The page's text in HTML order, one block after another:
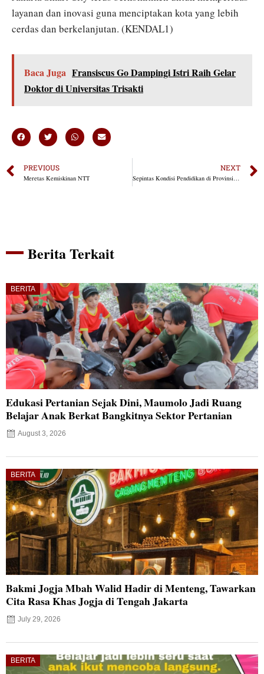
layanan dan inovasi guna menciptakan kota yang lebih
cerdas dan berkelanjutan. (KENDAL1)
Baca Juga Fransiscus Go Dampingi Istri Raih Gelar
Doktor di Universitas Trisakti
PREVIOUS
Meretas Kemiskinan NTT
NEXT
Sepintas Kondisi Pendidikan di Provinsi NTT
Berita Terkait
BERITA
Edukasi Pertanian Sejak Dini, Maumolo Jadi Ruang
Belajar Anak Berkat Bangkitnya Sektor Pertanian
August 3, 2026
BERITA
Bakmi Jogja Mbah Walid Hadir di Menteng, Tawarkan
Cita Rasa Khas Jogja di Tengah Jakarta
July 29, 2026
BERITA